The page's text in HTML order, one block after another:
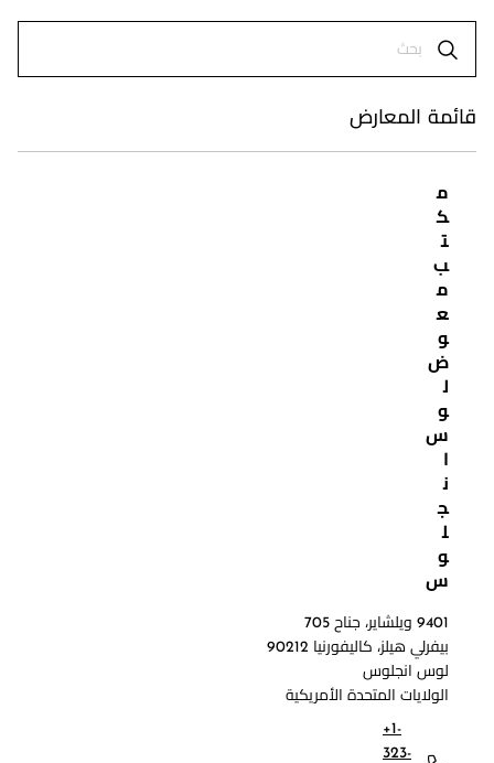
قائمة المعارض
م
ك
ت
ب
م
ع
و
ض
ل
و
س
ن
ج
ل
و
س
9401 ويلشاير، جناح 705
بيفرلي هيلز، كاليفورنيا 90212
لوس انجلوس
الولايات المتحدة الأمريكية
+1-
323-